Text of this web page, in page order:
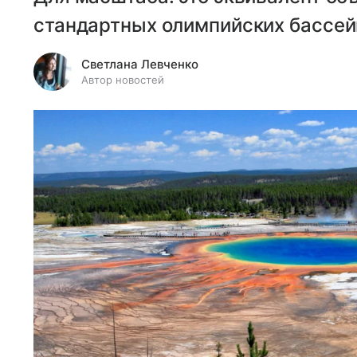
стандартных олимпийских
Светлана Левченко
Автор новостей